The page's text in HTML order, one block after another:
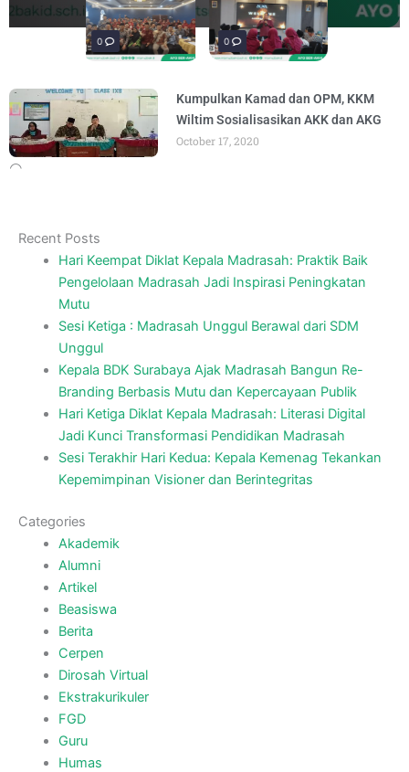
penguatan materi "Re-Branding
BY ADMIN AUGUST 5, 2026
materi Literasi Digital yang
BY ADMIN AUGUST 5, 2026
Madrasah" pada
ADMIN AUGUST 4, 2026
Keagamaan
ADMIN AUGUST 3, 2026
Literasi, para siswa mengikuti latihan
BY ADMIN AUGUST 1, 2026
penguatan materi bertajuk "Praktik Baik
BY ADMIN AUGUST 6, 2026
penguatan materi "Re-Branding
BY ADMIN AUGUST 5, 2026
materi Literasi Digital yang
BY ADMIN AUGUST 5, 2026
0 0
Kumpulkan Kamad dan OPM, KKM
Wiltim Sosialisasikan AKK dan AKG
October 17, 2020
Recent Posts
Hari Keempat Diklat Kepala Madrasah: Praktik Baik
Pengelolaan Madrasah Jadi Inspirasi Peningkatan
Mutu
Sesi Ketiga : Madrasah Unggul Berawal dari SDM
Unggul
Kepala BDK Surabaya Ajak Madrasah Bangun Re-
Branding Berbasis Mutu dan Kepercayaan Publik
Hari Ketiga Diklat Kepala Madrasah: Literasi Digital
Jadi Kunci Transformasi Pendidikan Madrasah
Sesi Terakhir Hari Kedua: Kepala Kemenag Tekankan
Kepemimpinan Visioner dan Berintegritas
Categories
Akademik
Alumni
Artikel
Beasiswa
Berita
Cerpen
Dirosah Virtual
Ekstrakurikuler
FGD
Guru
Humas